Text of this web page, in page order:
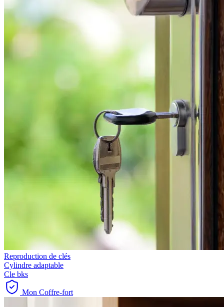
Reproduction de clés
Cylindre adaptable
Cle bks
Mon Coffre-fort